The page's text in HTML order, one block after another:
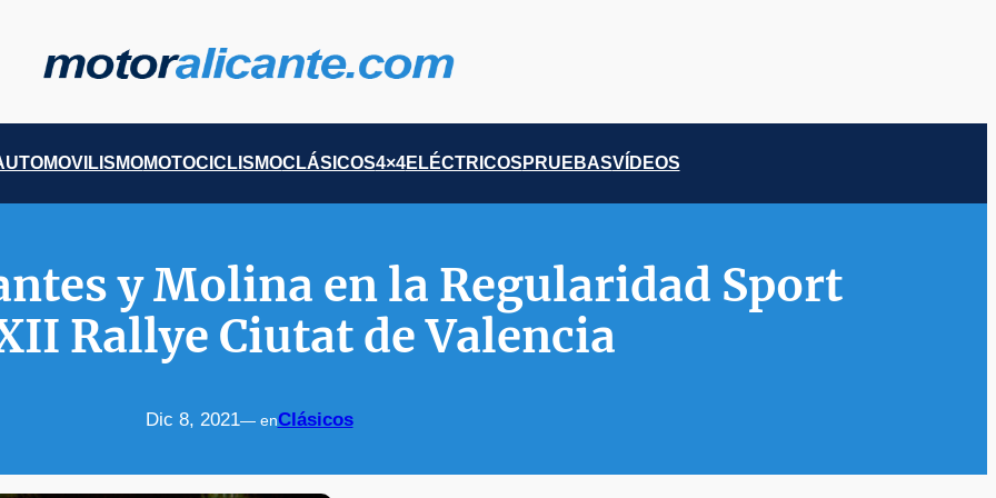
MOTOCICLISMOCLÁSICOS4×4ELÉCTRICOS PRUEBASVÍDEOS
y Molina en la Regularidad Sport
Rallye Ciutat de Valencia
Dic 8, 2021— enClásicos